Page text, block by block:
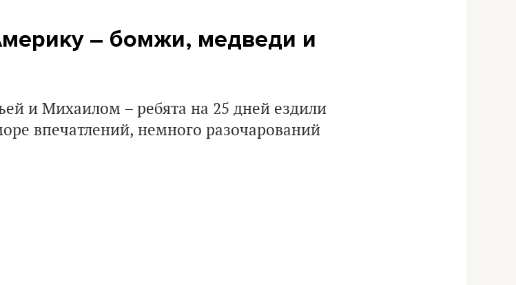
– бомжи, медведи и
и Михаилом – ребята на 25 дней ездили
впечатлений, немного разочарований